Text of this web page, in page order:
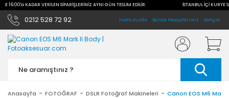
16:00'a KADAR VERİLEN SİPARİŞLERİNİZ AYNI GÜN TESLİM EDİLİR. İSTANBUL İÇİ KURYE
0212 528 72 92 Hakkımızda Banka Hesaplarımız İletişim
Anasayfa FOTOĞRAF DSLR Fotoğraf Makineleri Canon EOS M6 Mark